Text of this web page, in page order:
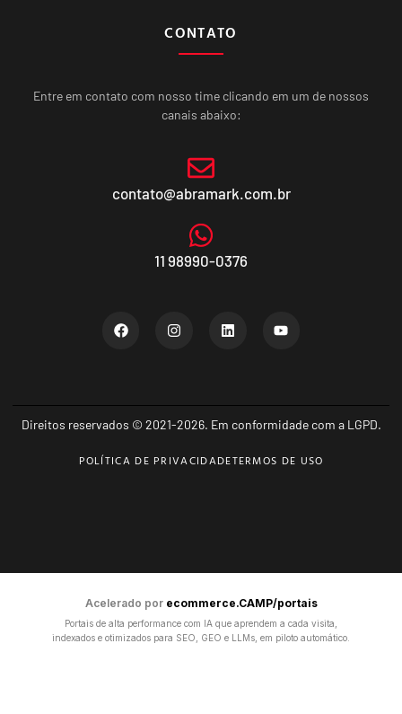
CONTATO
Entre em contato com nosso time clicando em um de nossos
canais abaixo:
contato@abramark.com.br
11 98990-0376
Direitos reservados © 2021-2026. Em conformidade com a LGPD.
POLÍTICA DE PRIVACIDADETERMOS DE USO
Acelerado por ecommerce.CAMP/portais
Portais de alta performance com IA que aprendem a cada visita,
indexados e otimizados para SEO, GEO e LLMs, em piloto automático.